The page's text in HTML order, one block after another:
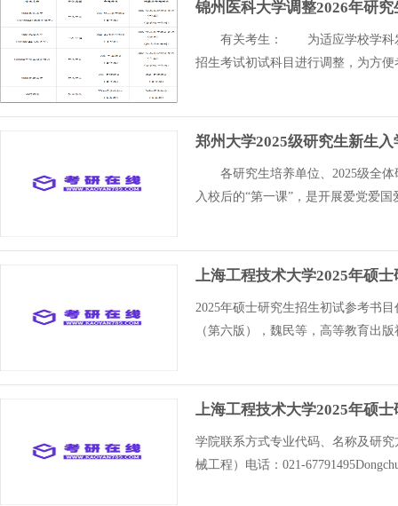
锦州医科大学调整2026年研
有关考生： 为适应学校学科发
招生考试初试科目进行调整，为方
郑州大学2025级研究生新生
各研究生培养单位、2025级全体
入校后的“第一课”，是开展爱党爱
上海工程技术大学2025年硕
2025年硕士研究生招生初试参考书
（第六版），魏民等，高等教育出
上海工程技术大学2025年硕
学院联系方式专业代码、名称及研
械工程）电话：021-